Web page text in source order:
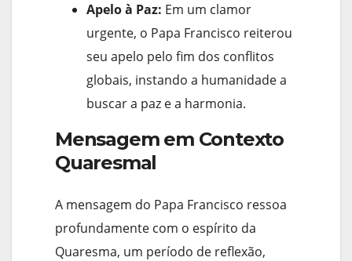
Apelo à Paz: Em um clamor
urgente, o Papa Francisco reiterou
seu apelo pelo fim dos conflitos
globais, instando a humanidade a
buscar a paz e a harmonia.
Mensagem em Contexto
Quaresmal
A mensagem do Papa Francisco ressoa
profundamente com o espírito da
Quaresma, um período de reflexão,